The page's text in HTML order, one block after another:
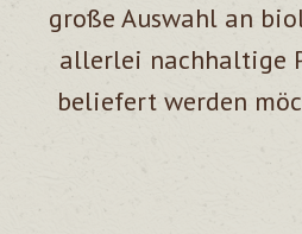
große Auswahl an
allerlei nachhaltige
beliefert werden